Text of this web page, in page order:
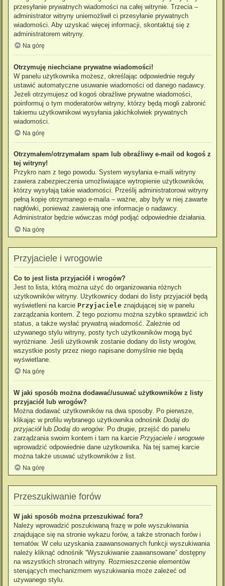
przesyłanie prywatnych wiadomości na całej witrynie. Trzecia –
administrator witryny uniemożliwił ci przesyłanie prywatnych
wiadomości. Aby uzyskać więcej informacji, skontaktuj się z
administratorem witryny.
Na górę
Otrzymuję niechciane prywatne wiadomości!
W panelu użytkownika możesz, określając odpowiednie reguły
ustawić automatyczne usuwanie wiadomości od danego nadawcy.
Jeżeli otrzymujesz od kogoś obraźliwe prywatne wiadomości,
poinformuj o tym moderatorów witryny, którzy będą mogli zabronić
takiemu użytkownikowi wysyłania jakichkolwiek prywatnych
wiadomości.
Na górę
Otrzymałem/otrzymałam spam lub obraźliwy e-mail od kogoś z
tej witryny!
Przykro nam z tego powodu. System wysyłania e-maili witryny
zawiera zabezpieczenia umożliwiające wytropienie użytkowników,
którzy wysyłają takie wiadomości. Prześlij administratorowi witryny
pełną kopię otrzymanego e-maila – ważne, aby były w niej zawarte
nagłówki, ponieważ zawierają one informacje o nadawcy.
Administrator będzie wówczas mógł podjąć odpowiednie działania.
Na górę
Przyjaciele i wrogowie
Co to jest lista przyjaciół i wrogów?
Jest to lista, którą można użyć do organizowania różnych
użytkowników witryny. Użytkownicy dodani do listy przyjaciół będą
wyświetleni na karcie Przyjaciele znajdującej się w panelu
zarządzania kontem. Z tego poziomu można szybko sprawdzić ich
status, a także wysłać prywatną wiadomość. Zależnie od
używanego stylu witryny, posty tych użytkowników mogą być
wyróżniane. Jeśli użytkownik zostanie dodany do listy wrogów,
wszystkie posty przez niego napisane domyślnie nie będą
wyświetlane.
Na górę
W jaki sposób można dodawać/usuwać użytkowników z listy
przyjaciół lub wrogów?
Można dodawać użytkowników na dwa sposoby. Po pierwsze,
klikając w profilu wybranego użytkownika odnośnik Dodaj do
przyjaciół lub Dodaj do wrogów. Po drugie, przejść do panelu
zarządzania swoim kontem i tam na karcie Przyjaciele i wrogowie
wprowadzić odpowiednie dane użytkownika. Na tej samej karcie
można także usuwać użytkowników z list.
Na górę
Przeszukiwanie forów
W jaki sposób można przeszukiwać fora?
Należy wprowadzić poszukiwaną frazę w pole wyszukiwania
znajdujące się na stronie wykazu forów, a także stronach forów i
tematów. W celu uzyskania zaawansowanych funkcji wyszukiwania
należy kliknąć odnośnik “Wyszukiwanie zaawansowane” dostępny
na wszystkich stronach witryny. Rozmieszczenie elementów
sterujących mechanizmem wyszukiwania może zależeć od
używanego stylu.